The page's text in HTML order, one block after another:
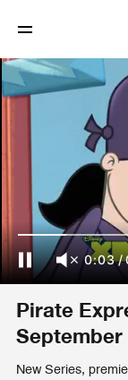
0:03/
Pirate
September
New Series,